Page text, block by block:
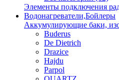
Элементы подключения
Водонагреватели,Бойлеры
Аккумулирующие баки,
Buderus
De Dietrich
Drazice
Hajdu
Parpol